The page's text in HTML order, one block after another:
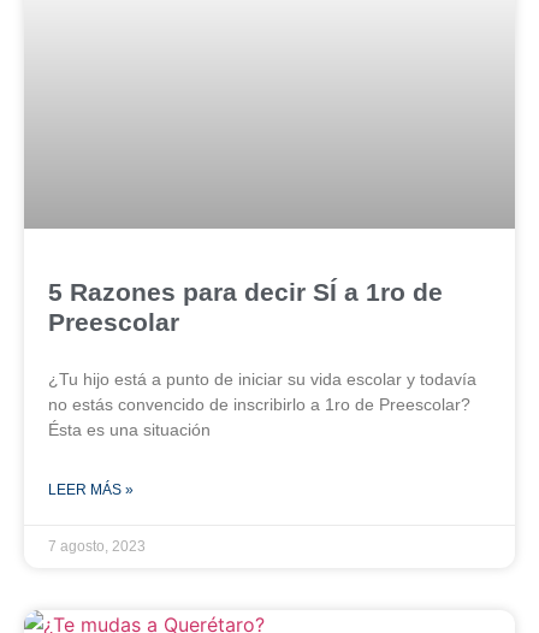
5 Razones para decir SÍ a 1ro de
Preescolar
¿Tu hijo está a punto de iniciar su vida escolar y todavía
no estás convencido de inscribirlo a 1ro de Preescolar?
Ésta es una situación
LEER MÁS »
7 agosto, 2023